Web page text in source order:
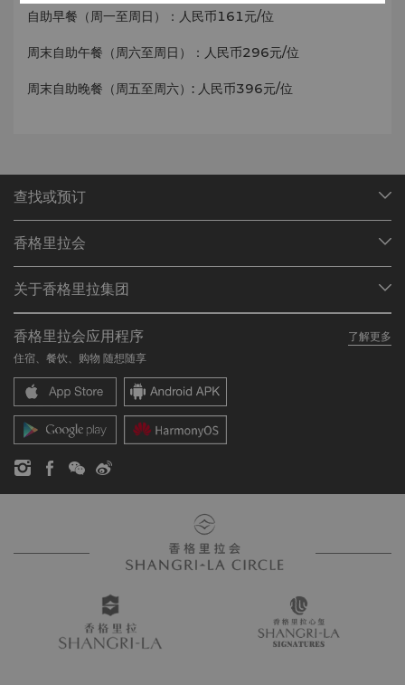
自助早餐（周一至周日）：人民币161元/位
周末自助午餐（周六至周日）：人民币296元/位
周末自助晚餐（周五至周六）: 人民币396元/位
查找或预订
查找预订
餐厅与酒吧
香格里拉会
加入香格里拉会
常见问题
联络我们
关于香格里拉集团
我们的酒店品牌
香格里拉中心
香格里拉公寓
联系方式
职业发展
企业社会责任
新闻稿
香格里拉会应用程序
了解更多
住宿、餐饮、购物 随想随享